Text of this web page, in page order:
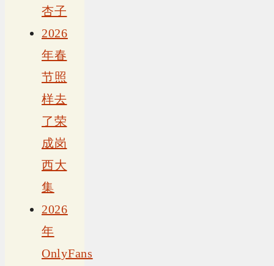
杏子
2026
年春
节照
样去
了荣
成岗
西大
集
2026
年
OnlyFans